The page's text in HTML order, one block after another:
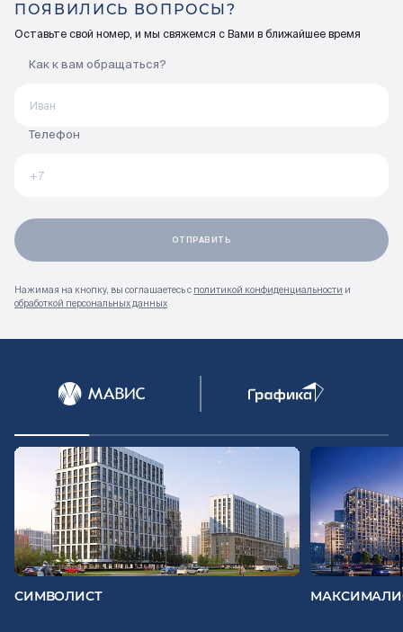
ПОЯВИЛИСЬ ВОПРОСЫ?
Оставьте свой номер, и мы свяжемся с Вами в ближайшее время
Как к вам обращаться?
Телефон
Нажимая на кнопку, вы соглашаетесь с политикой конфиденциальности и
обработкой персональных данных
СИМВОЛИСТ